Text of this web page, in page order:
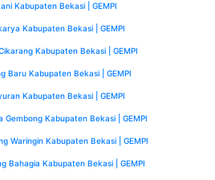
Kabupaten Bekasi | GEMPI
Kabupaten Bekasi | GEMPI
Kabupaten Bekasi | GEMPI
Baru Kabupaten Bekasi | GEMPI
Kabupaten Bekasi | GEMPI
Gembong Kabupaten Bekasi | GEMPI
Waringin Kabupaten Bekasi | GEMPI
Bahagia Kabupaten Bekasi | GEMPI